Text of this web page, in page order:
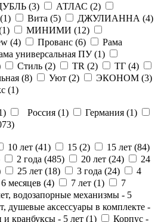
(3) АТЛАС (2)
1) Вита (5) ДЖУЛИАННА (4)
1) МИНИМИ (12)
(4) Прованс (6)
Рама
универсальная ПУ (1)
Стиль (2) ТR (2) ТГ (4)
(8) Уют (2) ЭКОНОМ (3)
(1)
) Россия (1) Германия (1)
)
10 лет (41) 15 (2) 15 лет (84)
2 года (485) 20 лет (24)
24
25 лет (18) 3 года (24)
4
6 месяцев (4) 7 лет (1)
7
водозапорные механизмы - 5
душевые аксессуары в комплекте -
и кранбуксы - 5 лет (1) Корпус -